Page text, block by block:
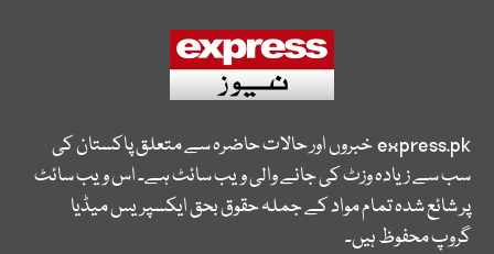
express.pkخبروں اور حالات حاضرہ سے متعلق پاکستان کی
سب سے زیادہ وزٹ کی جانے والی ویب سائٹ ہے۔ اس ویب سائٹ
پر شائع شدہ تمام مواد کے جملہ حقوق بحق ایکسپریس میڈیا
گروپ محفوظ ہیں۔